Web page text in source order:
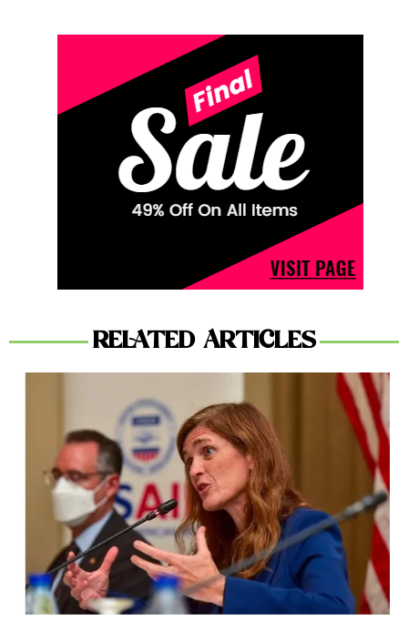
RELATED ARTICLES